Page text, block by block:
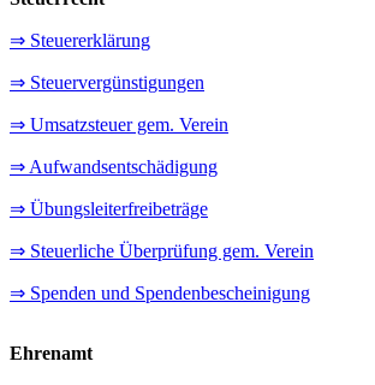
⇒ Steuererklärung
⇒ Steuervergünstigungen
⇒ Umsatzsteuer gem. Verein
⇒ Aufwandsentschädigung
⇒ Übungsleiterfreibeträge
⇒ Steuerliche Überprüfung gem. Verein
⇒ Spenden und Spendenbescheinigung
Ehrenamt